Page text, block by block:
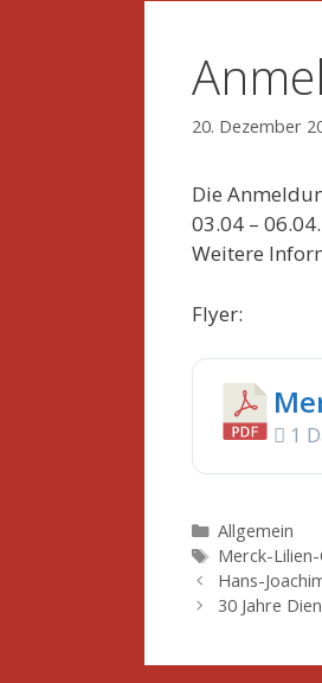
20. Dezember
Die
03.04 –
Weitere
Flyer:
1
Kategorien
Allgemein
Schlagwörter
Merck-
Hans-
30 Jahre